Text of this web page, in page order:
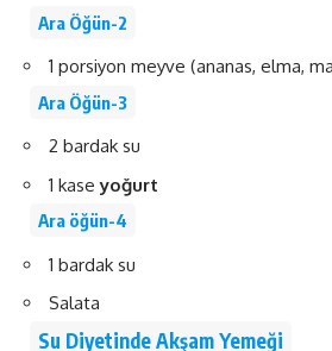
Ara Öğün-2
1 porsiyon meyve (ananas, elma,
Ara Öğün-3
2 bardak su
1 kaseyoğurt
Ara öğün-4
1 bardak su
Salata
Su Diyetinde Akşam Yemeği